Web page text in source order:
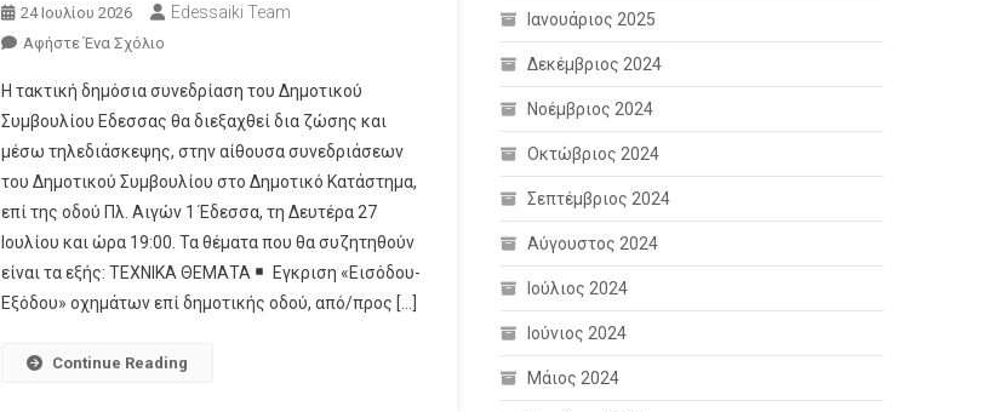
24 Ιουλίου 2026 Edessaiki Team
Αφήστε Ένα ΣχόλιοΓια
ΣΥΝΕΔΡΙΑΖΕΙ
ΤΟ
ΔΗΜΟΤΙΚΟ
ΣΥΜΒΟΥΛΙΟ
ΕΔΕΣΣΑΣ
ΤΗ
ΔΕΥΤΕΡΑ
(27/7)
ΕΙΝΑΙ
Η τακτική δημόσια συνεδρίαση του Δημοτικού
Συμβουλίου Εδεσσας θα διεξαχθεί δια ζώσης και
μέσω τηλεδιάσκεψης, στην αίθουσα συνεδριάσεων
του Δημοτικού Συμβουλίου στο Δημοτικό Κατάστημα,
επί της οδού Πλ. Αιγών 1 Έδεσσα, τη Δευτέρα 27
Ιουλίου και ώρα 19:00. Τα θέματα που θα συζητηθούν
είναι τα εξής: ΤΕΧΝΙΚΑ ΘΕΜΑΤΑ
Εγκριση «Εισόδου-
Εξόδου» οχημάτων επί δημοτικής οδού, από/προς […]
Continue Reading
Ιανουάριος 2025
Δεκέμβριος 2024
Νοέμβριος 2024
Οκτώβριος 2024
Σεπτέμβριος 2024
Αύγουστος 2024
Ιούλιος 2024
Ιούνιος 2024
Μάιος 2024